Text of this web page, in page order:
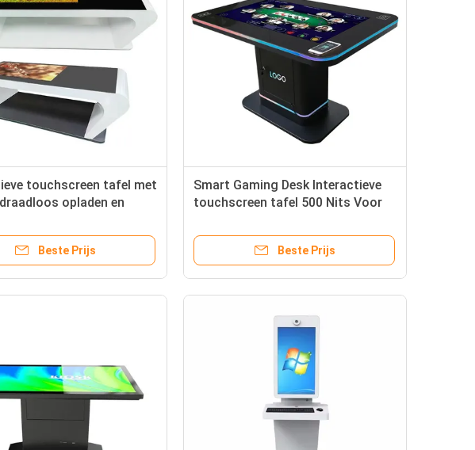
touchscreen tafel met
opladen en
Beste Prijs
Smart Gaming Desk Interactieve
touchscreen tafel 500 Nits Voor
Beste Prijs